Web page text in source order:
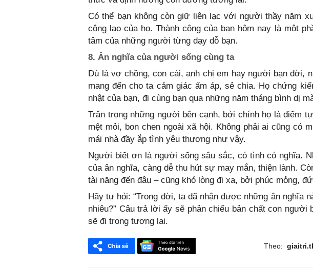
Có thể bạn không còn giữ liên lạc với người thầy năm
công lao của họ. Thành công của bạn hôm nay là một
tâm của những người từng dạy dỗ bạn.
8. Ân nghĩa của người sống cùng ta
Dù là vợ chồng, con cái, anh chị em hay người bạn đời,
mang đến cho ta cảm giác ấm áp, sẻ chia. Họ chứng
nhật của bạn, đi cùng bạn qua những năm tháng bình dị
Trân trọng những người bên cạnh, bởi chính họ là điểm
mệt mỏi, bon chen ngoài xã hội. Không phải ai cũng có
mái nhà đầy ắp tình yêu thương như vậy.
Người biết ơn là người sống sâu sắc, có tình có nghĩa.
của ân nghĩa, càng dễ thu hút sự may mắn, thiện lành.
tài năng đến đâu – cũng khó lòng đi xa, bởi phúc mỏng,
Hãy tự hỏi: “Trong đời, ta đã nhận được những ân nghĩa
nhiêu?” Câu trả lời ấy sẽ phản chiếu bản chất con người
sẽ đi trong tương lai.
Theo: